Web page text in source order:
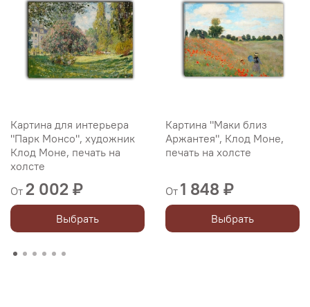
Картина для интерьера
"Парк Монсо", художник
Клод Моне, печать на
холсте
От 2 002 ₽
Выбрать
Картина "Маки близ
Аржантея", Клод Моне,
печать на холсте
От 1 848 ₽
Выбрать